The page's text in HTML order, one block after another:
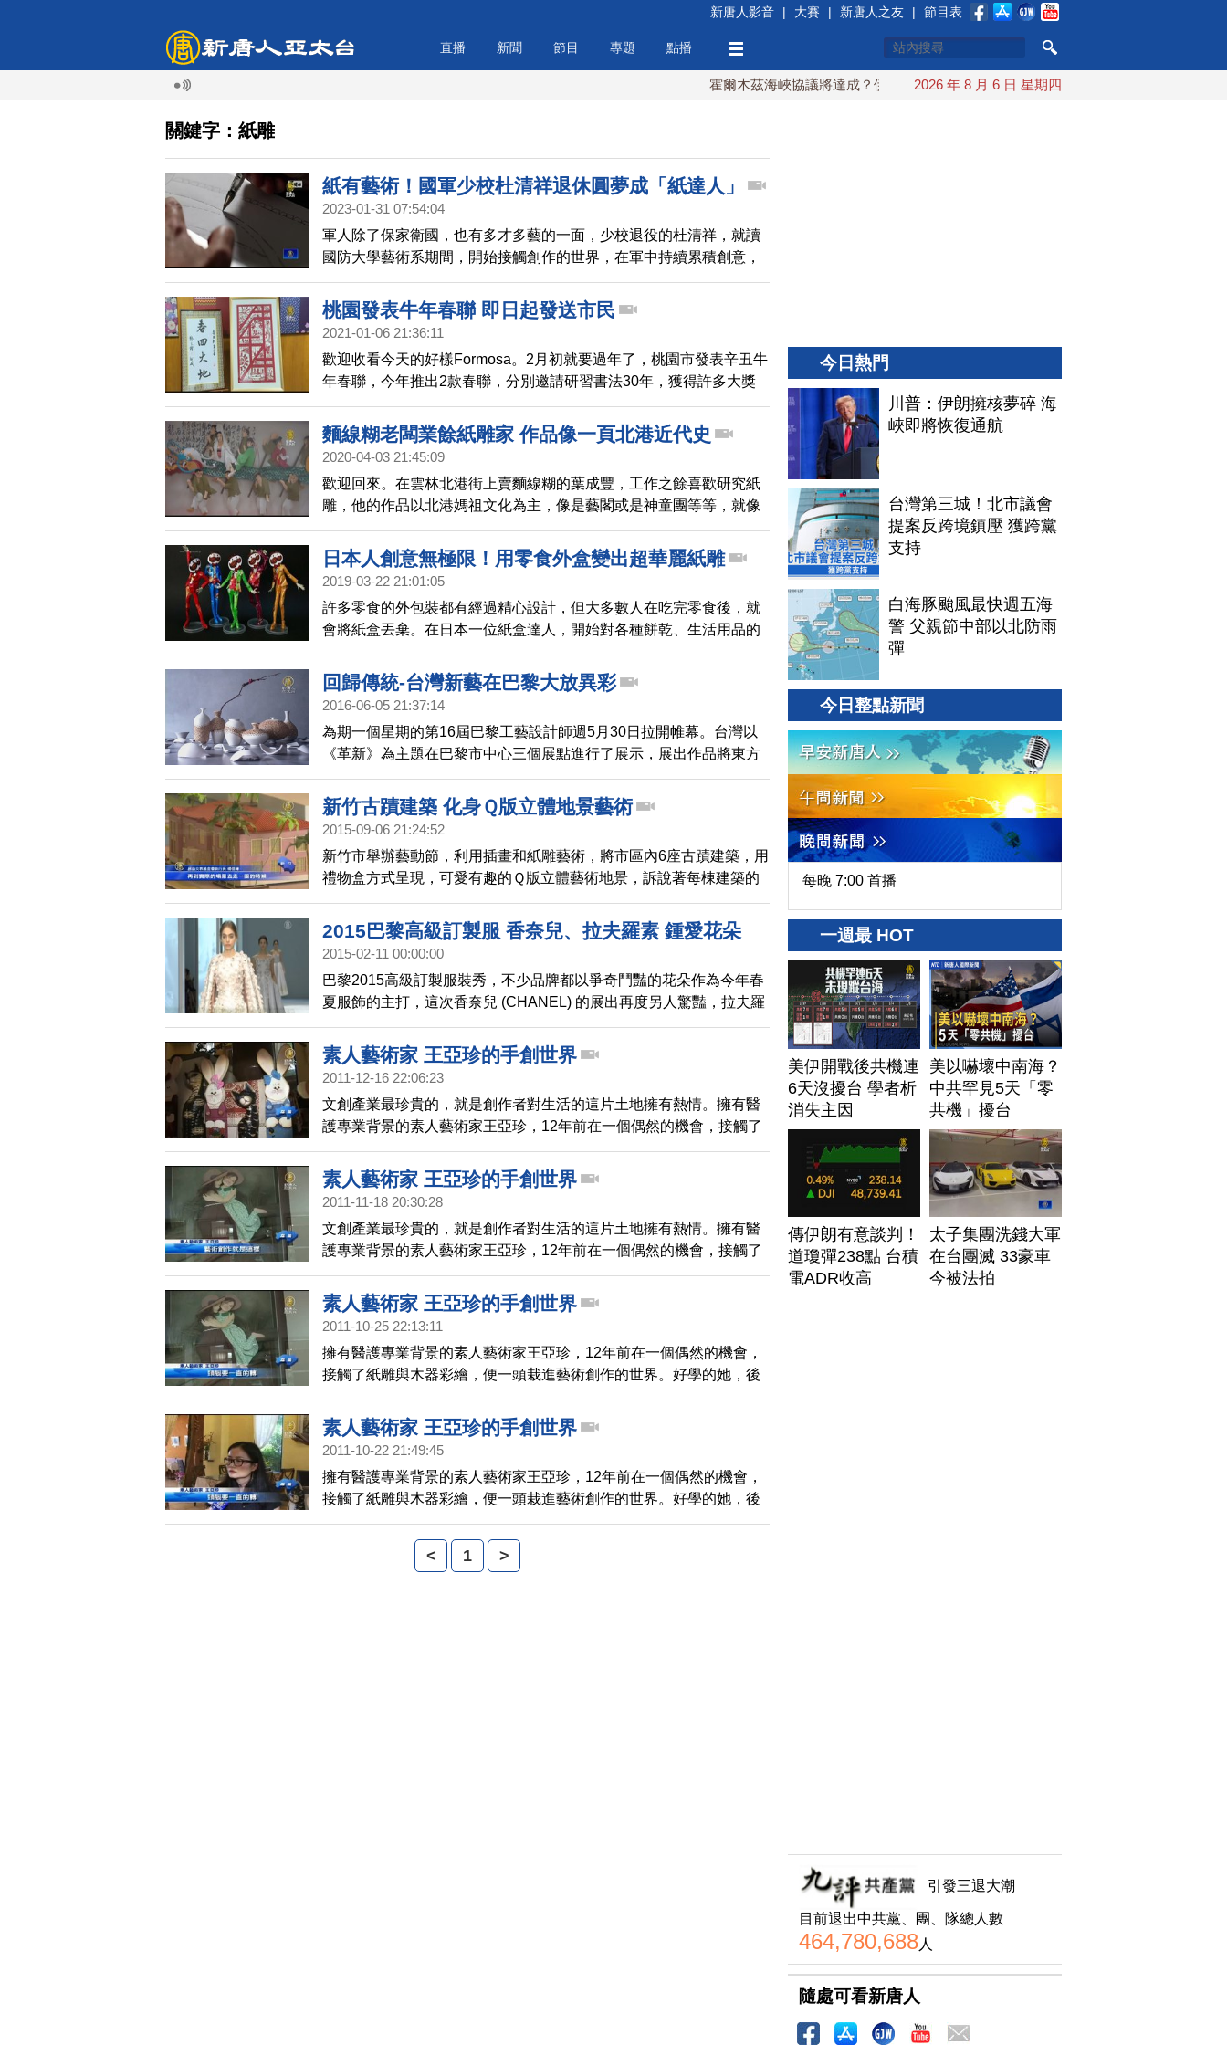
新唐人影音 | 大賽 | 新唐人之友 | 節目表
直播 新聞 節目 專題 點播
霍爾木茲海峽協議將達成？伊朗傳不收通行費 配合漢光 總統賴清德親登雲豹前進圓
2026 年 8 月 6 日 星期四
關鍵字：紙雕
紙有藝術！國軍少校杜清祥退休圓夢成「紙達人」
2023-01-31 07:54:04
軍人除了保家衛國，也有多才多藝的一面，少校退役的杜清祥，就讀
國防大學藝術系期間，開始接觸創作的世界，在軍中持續累積創意，
開創出國內外少見的「一紙成形」紙雕技術，僅用一張紙，就能創作
出，栩栩如生的雕刻。
桃園發表牛年春聯 即日起發送市民
2021-01-06 21:36:11
歡迎收看今天的好樣Formosa。2月初就要過年了，桃園市發表辛丑牛
年春聯，今年推出2款春聯，分別邀請研習書法30年，獲得許多大獎
肯定的書法家 於同生題字；另一款則邀請無師自通的紙雕藝術家 成若
涵，以21隻小牛代表桃園多元族群、豐富的人文風情，象徵2021年?
向牛年。
麵線糊老闆業餘紙雕家 作品像一頁北港近代史
2020-04-03 21:45:09
歡迎回來。在雲林北港街上賣麵線糊的葉成豐，工作之餘喜歡研究紙
雕，他的作品以北港媽祖文化為主，像是藝閣或是神童團等等，就像
記錄北港近代史一樣，很有故事性而且生動活潑。
日本人創意無極限！用零食外盒變出超華麗紙雕
2019-03-22 21:01:05
許多零食的外包裝都有經過精心設計，但大多數人在吃完零食後，就
會將紙盒丟棄。在日本一位紙盒達人，開始對各種餅乾、生活用品的
外盒進行改造，做出精緻的紙雕，在網路上掀起一片好評。
回歸傳統-台灣新藝在巴黎大放異彩
2016-06-05 21:37:14
為期一個星期的第16屆巴黎工藝設計師週5月30日拉開帷幕。台灣以
《革新》為主題在巴黎市中心三個展點進行了展示，展出作品將東方
哲學融入設計之中，體現了回歸自然與傳統的理念與態度。
新竹古蹟建築 化身Ｑ版立體地景藝術
2015-09-06 21:24:52
新竹市舉辦藝動節，利用插畫和紙雕藝術，將市區內6座古蹟建築，用
禮物盒方式呈現，可愛有趣的Ｑ版立體藝術地景，訴說著每棟建築的
古老故事。
2015巴黎高級訂製服 香奈兒、拉夫羅素 鍾愛花朵
2015-02-11 00:00:00
巴黎2015高級訂製服裝秀，不少品牌都以爭奇鬥豔的花朵作為今年春
夏服飾的主打，這次香奈兒 (CHANEL) 的展出再度另人驚豔，拉夫羅
素也帶來優美的氣息。
素人藝術家 王亞珍的手創世界
2011-12-16 22:06:23
文創產業最珍貴的，就是創作者對生活的這片土地擁有熱情。擁有醫
護專業背景的素人藝術家王亞珍，12年前在一個偶然的機會，接觸了
紙雕與木器彩繪，便一頭栽進藝術創作的世界。好學的她，後來又研
發各種鋁雕和竹器創作，可說是一個全方位的藝術家。帶您一起去了
解這位素人藝術家 。
素人藝術家 王亞珍的手創世界
2011-11-18 20:30:28
文創產業最珍貴的，就是創作者對生活的這片土地擁有熱情。擁有醫
護專業背景的素人藝術家王亞珍，12年前在一個偶然的機會，接觸了
紙雕與木器彩繪，便一頭栽進藝術創作的世界。好學的她，後來又研
發各種鋁雕和竹器創作，可說是一個全方位的藝術家。帶您一起去了
解這位素人藝術家 。
素人藝術家 王亞珍的手創世界
2011-10-25 22:13:11
擁有醫護專業背景的素人藝術家王亞珍，12年前在一個偶然的機會，
接觸了紙雕與木器彩繪，便一頭栽進藝術創作的世界。好學的她，後
來又研發各種鋁雕和竹器創作，可說是一個全方位的藝術家。帶您一
起去了解這位素人藝術家。
素人藝術家 王亞珍的手創世界
2011-10-22 21:49:45
擁有醫護專業背景的素人藝術家王亞珍，12年前在一個偶然的機會，
接觸了紙雕與木器彩繪，便一頭栽進藝術創作的世界。好學的她，後
來又研發各種鋁雕和竹器創作，可說是一個全方位的藝術家。帶您一
起去了解這位素人藝術家。
< 1 >
今日熱門
川普：伊朗擁核夢碎 海
峽即將恢復通航
台灣第三城！北市議會
提案反跨境鎮壓 獲跨黨
支持
白海豚颱風最快週五海
警 父親節中部以北防雨
彈
今日整點新聞
每晚 7:00 首播
一週最 HOT
美伊開戰後共機連
6天沒擾台 學者析
消失主因
美以嚇壞中南海？
中共罕見5天「零
共機」擾台
傳伊朗有意談判！
道瓊彈238點 台積
電ADR收高
太子集團洗錢大軍
在台團滅 33豪車
今被法拍
引發三退大潮
目前退出中共黨、團、隊總人數
464,780,688人
隨處可看新唐人